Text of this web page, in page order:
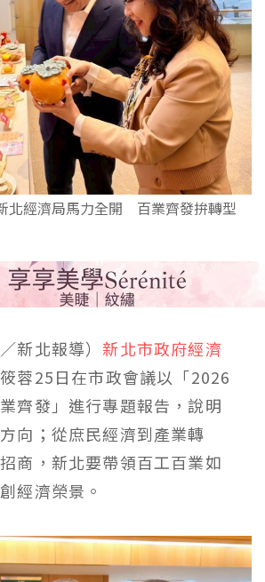
北經濟局馬力全開 百業齊發拚轉型
新北報導）新北市政府經濟
蓉25日在市政會議以「2026
齊發」進行專題報告，說明
向；從庶民經濟到產業轉
商，新北要帶領百工百業如
經濟榮景。